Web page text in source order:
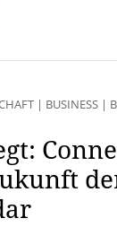
| BUSINESS |